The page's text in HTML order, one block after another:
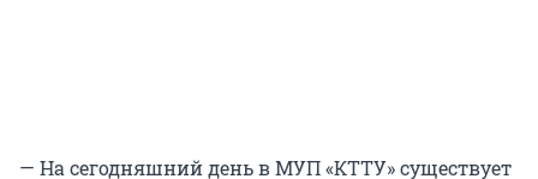
— На сегодняшний день в МУП «КТТУ» существует